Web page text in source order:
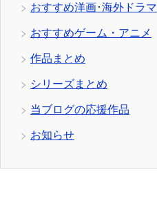
おすすめ洋画･海外ドラマ
おすすめゲーム・アニメ
作品まとめ
シリーズまとめ
当ブログの応援作品
お知らせ